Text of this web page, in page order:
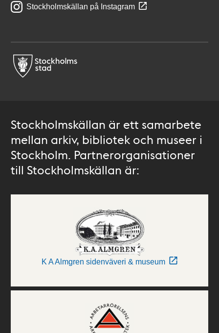
Stockholmskällan på Instagram
Stockholmskällan är ett samarbete
mellan arkiv, bibliotek och museer i
Stockholm. Partnerorganisationer
till Stockholmskällan är:
K A Almgren sidenväveri & museum